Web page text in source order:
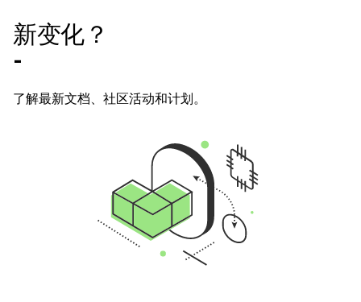
新变化？
-
了解最新文档、社区活动和计划。